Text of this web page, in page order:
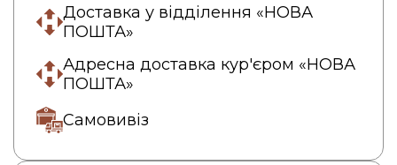
Доставка у відділення «НОВА
ПОШТА»
Адресна доставка кур'єром «НОВА
ПОШТА»
Самовивіз